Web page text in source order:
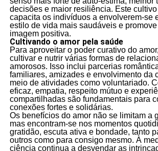
decisões e maior resiliência. Este
capacita os indivíduos a envolverem-se
estilo de vida mais saudáveis e
imagem positiva.
Cultivando o amor pela saúde
Para aproveitar o poder curativo do
cultivar e nutrir várias formas de
amorosos. Isso inclui parcerias
familiares, amizades e envolvimento da
meio de atividades como voluntariado.
eficaz, empatia, respeito mútuo e
compartilhadas são fundamentais para
conexões fortes e solidárias.
Os benefícios do amor não se limitam a
mas encontram-se nos momentos
gratidão, escuta ativa e bondade, tanto
outros como para consigo mesmo. À
ciência continua a desvendar as